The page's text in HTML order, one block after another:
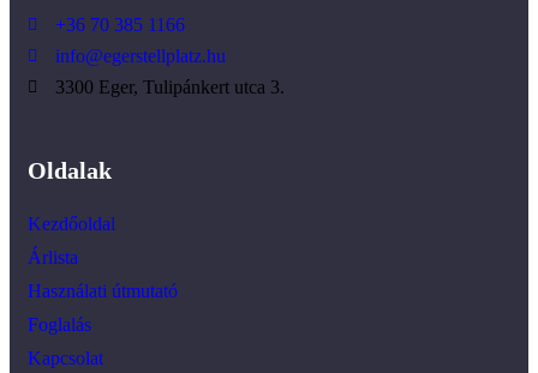
+36 70 385 1166
info@egerstellplatz.hu
3300 Eger, Tulipánkert utca 3.
Oldalak
Kezdőoldal
Árlista
Használati útmutató
Foglalás
Kapcsolat